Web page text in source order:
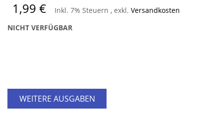
1,99 € Inkl. 7% Steuern , exkl. Versandkosten
NICHT VERFÜGBAR
WEITERE AUSGABEN
springen